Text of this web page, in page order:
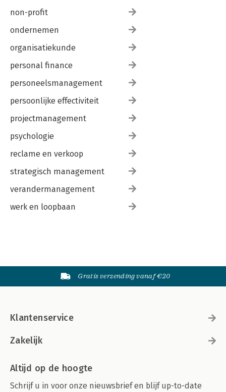
non-profit
ondernemen
organisatiekunde
personal finance
personeelsmanagement
persoonlijke effectiviteit
projectmanagement
psychologie
reclame en verkoop
strategisch management
verandermanagement
werk en loopbaan
Gratis verzending vanaf €20
Klantenservice
Zakelijk
Altijd op de hoogte
Schrijf u in voor onze nieuwsbrief en blijf up-to-date